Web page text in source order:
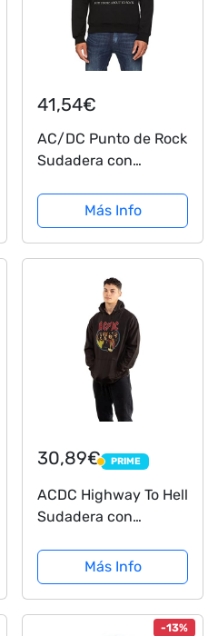
41,54€
AC/DC Punto de Rock
Sudadera con
para Hombre
Más Info
30,89€ PRIME
PRIME
ACDC Highway To Hell
Sudadera con
Large para Hombre
Más Info
-13%